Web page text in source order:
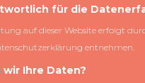
für die
auf dieser Website erfolgt
entnehmen.
Ihre Daten?